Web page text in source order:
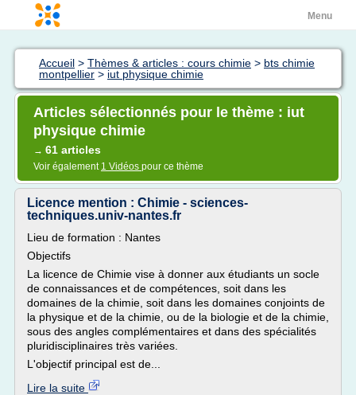
Menu
Accueil > Thèmes & articles : cours chimie > bts chimie
montpellier > iut physique chimie
Articles sélectionnés pour le thème : iut
physique chimie
→ 61 articles
Voir également 1 Vidéos pour ce thème
Licence mention : Chimie - sciences-
techniques.univ-nantes.fr
Lieu de formation : Nantes
Objectifs
La licence de Chimie vise à donner aux étudiants un socle
de connaissances et de compétences, soit dans les
domaines de la chimie, soit dans les domaines conjoints de
la physique et de la chimie, ou de la biologie et de la chimie,
sous des angles complémentaires et dans des spécialités
pluridisciplinaires très variées.
L'objectif principal est de...
Lire la suite